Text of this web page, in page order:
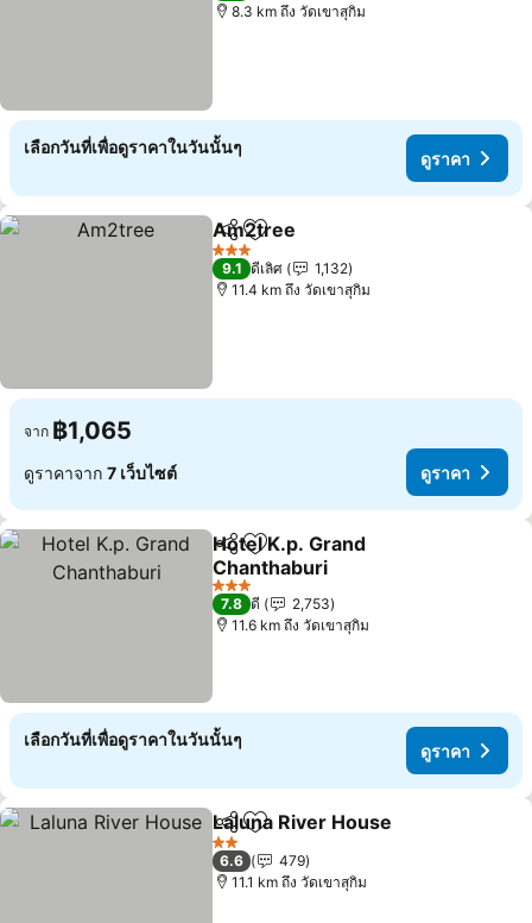
8.3 km ถึง วัดเขาสุกิม
เลือกวันที่เพื่อดูราคาในวันนั้นๆ
ดูราคา
แชร์ เพิ่มในรายการโปรด
Am2tree
3 ดาว
9.1 ดีเลิศ
1,132
11.4 km ถึง วัดเขาสุกิม
จาก ฿1,065
ดูราคาจาก 7 เว็บไซต์ ดูราคา
แชร์ เพิ่มในรายการโปรด
Hotel K.p. Grand
Chanthaburi
3 ดาว
7.8 ดี
2,753
11.6 km ถึง วัดเขาสุกิม
เลือกวันที่เพื่อดูราคาในวันนั้นๆ
ดูราคา
แชร์ เพิ่มในรายการโปรด
Laluna River House
2 ดาว
6.6
479
11.1 km ถึง วัดเขาสุกิม